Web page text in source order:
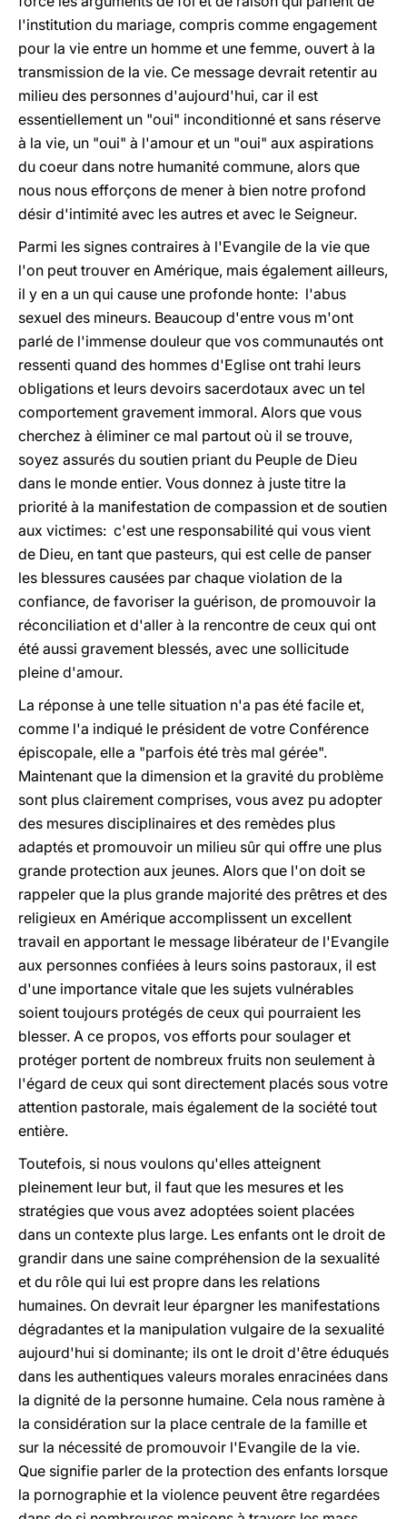
l'institution du mariage, compris comme engagement
pour la vie entre un homme et une femme, ouvert à la
transmission de la vie. Ce message devrait retentir au
milieu des personnes d'aujourd'hui, car il est
essentiellement un "oui" inconditionné et sans réserve
à la vie, un "oui" à l'amour et un "oui" aux aspirations
du coeur dans notre humanité commune, alors que
nous nous efforçons de mener à bien notre profond
désir d'intimité avec les autres et avec le Seigneur.
Parmi les signes contraires à l'Evangile de la vie que
l'on peut trouver en Amérique, mais également ailleurs,
il y en a un qui cause une profonde honte: l'abus
sexuel des mineurs. Beaucoup d'entre vous m'ont
parlé de l'immense douleur que vos communautés ont
ressenti quand des hommes d'Eglise ont trahi leurs
obligations et leurs devoirs sacerdotaux avec un tel
comportement gravement immoral. Alors que vous
cherchez à éliminer ce mal partout où il se trouve,
soyez assurés du soutien priant du Peuple de Dieu
dans le monde entier. Vous donnez à juste titre la
priorité à la manifestation de compassion et de soutien
aux victimes: c'est une responsabilité qui vous vient
de Dieu, en tant que pasteurs, qui est celle de panser
les blessures causées par chaque violation de la
confiance, de favoriser la guérison, de promouvoir la
réconciliation et d'aller à la rencontre de ceux qui ont
été aussi gravement blessés, avec une sollicitude
pleine d'amour.
La réponse à une telle situation n'a pas été facile et,
comme l'a indiqué le président de votre Conférence
épiscopale, elle a "parfois été très mal gérée".
Maintenant que la dimension et la gravité du problème
sont plus clairement comprises, vous avez pu adopter
des mesures disciplinaires et des remèdes plus
adaptés et promouvoir un milieu sûr qui offre une plus
grande protection aux jeunes. Alors que l'on doit se
rappeler que la plus grande majorité des prêtres et des
religieux en Amérique accomplissent un excellent
travail en apportant le message libérateur de l'Evangile
aux personnes confiées à leurs soins pastoraux, il est
d'une importance vitale que les sujets vulnérables
soient toujours protégés de ceux qui pourraient les
blesser. A ce propos, vos efforts pour soulager et
protéger portent de nombreux fruits non seulement à
l'égard de ceux qui sont directement placés sous votre
attention pastorale, mais également de la société tout
entière.
Toutefois, si nous voulons qu'elles atteignent
pleinement leur but, il faut que les mesures et les
stratégies que vous avez adoptées soient placées
dans un contexte plus large. Les enfants ont le droit de
grandir dans une saine compréhension de la sexualité
et du rôle qui lui est propre dans les relations
humaines. On devrait leur épargner les manifestations
dégradantes et la manipulation vulgaire de la sexualité
aujourd'hui si dominante; ils ont le droit d'être éduqués
dans les authentiques valeurs morales enracinées dans
la dignité de la personne humaine. Cela nous ramène à
la considération sur la place centrale de la famille et
sur la nécessité de promouvoir l'Evangile de la vie.
Que signifie parler de la protection des enfants lorsque
la pornographie et la violence peuvent être regardées